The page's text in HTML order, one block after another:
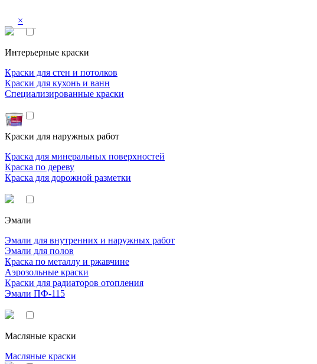
×
Интерьерные краски
Краски для стен и потолков
Краски для кухонь и ванн
Специализированные краски
Краски для наружных работ
Краска для минеральных поверхностей
Краска по дереву
Краска для дорожной разметки
Эмали
Эмали для внутренних и наружных работ
Эмали для полов
Краска по металлу и ржавчине
Аэрозольные краски
Краски для радиаторов отопления
Эмали ПФ-115
Масляные краски
Масляные краски